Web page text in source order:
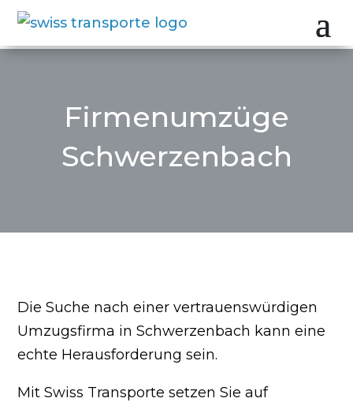
Firmenumzüge
Schwerzenbach
Die Suche nach einer vertrauenswürdigen
Umzugsfirma in Schwerzenbach kann eine
echte Herausforderung sein.
Mit Swiss Transporte setzen Sie auf